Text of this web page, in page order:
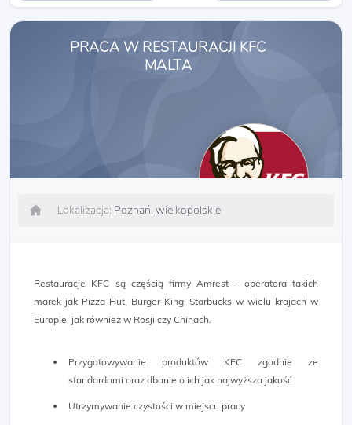
PRACA W RESTAURACJI KFC
MALTA
Lokalizacja: Poznań, wielkopolskie
Restauracje KFC są częścią firmy Amrest - operatora takich
marek jak Pizza Hut, Burger King, Starbucks w wielu krajach w
Europie, jak również w Rosji czy Chinach.
Przygotowywanie produktów KFC zgodnie ze
standardami oraz dbanie o ich jak najwyższa jakość
Utrzymywanie czystości w miejscu pracy